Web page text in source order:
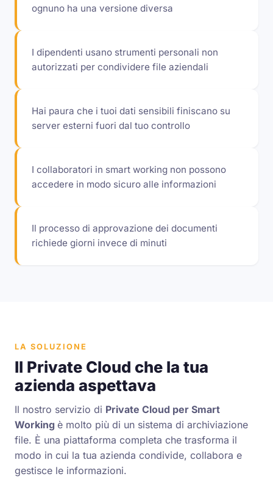
ognuno ha una versione diversa
I dipendenti usano strumenti personali non
autorizzati per condividere file aziendali
Hai paura che i tuoi dati sensibili finiscano su
server esterni fuori dal tuo controllo
I collaboratori in smart working non possono
accedere in modo sicuro alle informazioni
Il processo di approvazione dei documenti
richiede giorni invece di minuti
LA SOLUZIONE
Il Private Cloud che la tua
azienda aspettava
Il nostro servizio di Private Cloud per Smart
Working è molto più di un sistema di archiviazione
file. È una piattaforma completa che trasforma il
modo in cui la tua azienda condivide, collabora e
gestisce le informazioni.